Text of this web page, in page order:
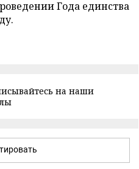
Года единства
на наши